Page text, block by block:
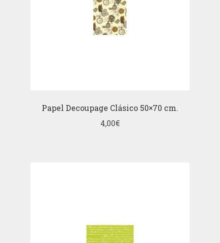
Papel Decoupage Clásico 50×70 cm.
4,00€